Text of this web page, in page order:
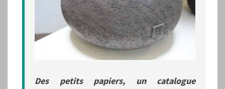
Des petits papiers, un catalogue